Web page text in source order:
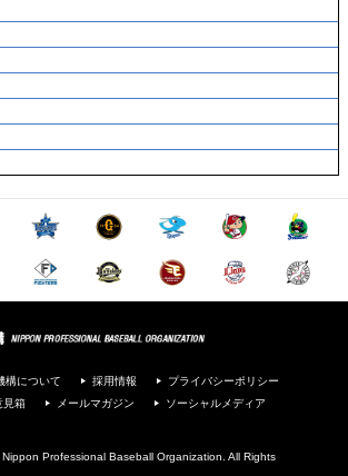
構について 採用情報
プライバシーポリシー
見箱 メールマガジン
ソーシャルメディア
Professional Baseball Organization. All Rights